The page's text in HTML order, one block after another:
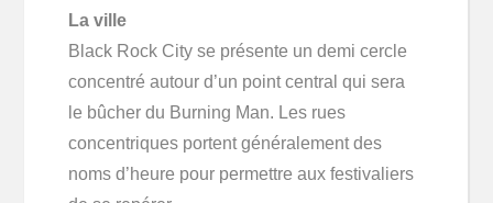
La ville
Black Rock City se présente un demi cercle
concentré autour d’un point central qui sera
le bûcher du Burning Man. Les rues
concentriques portent généralement des
noms d’heure pour permettre aux festivaliers